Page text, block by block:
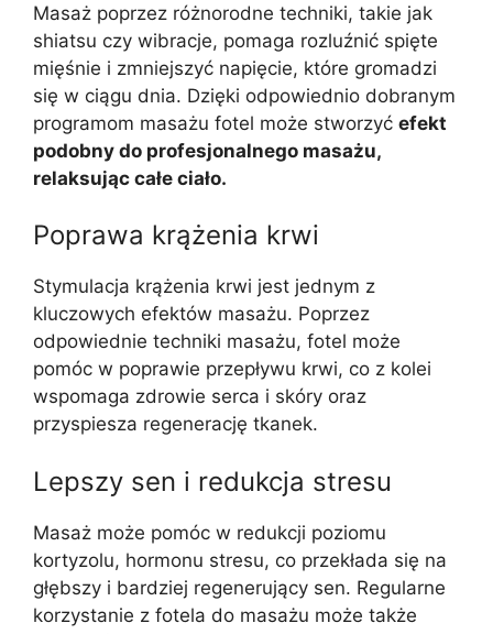
Masaż poprzez różnorodne techniki, takie jak
shiatsu czy wibracje, pomaga rozluźnić spięte
mięśnie i zmniejszyć napięcie, które gromadzi
się w ciągu dnia. Dzięki odpowiednio dobranym
programom masażu fotel może stworzyć efekt
podobny do profesjonalnego masażu,
relaksując całe ciało.
Poprawa krążenia krwi
Stymulacja krążenia krwi jest jednym z
kluczowych efektów masażu. Poprzez
odpowiednie techniki masażu, fotel może
pomóc w poprawie przepływu krwi, co z kolei
wspomaga zdrowie serca i skóry oraz
przyspiesza regenerację tkanek.
Lepszy sen i redukcja stresu
Masaż może pomóc w redukcji poziomu
kortyzolu, hormonu stresu, co przekłada się na
głębszy i bardziej regenerujący sen. Regularne
korzystanie z fotela do masażu może także